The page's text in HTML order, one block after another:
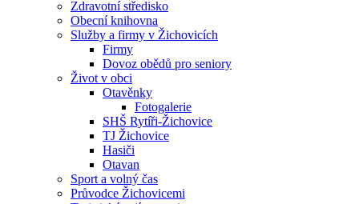
Zdravotní středisko
Obecní knihovna
Služby a firmy v Žichovicích
Firmy
Dovoz obědů pro seniory
Život v obci
Otavěnky
Fotogalerie
SHŠ Rytíři-Žichovice
TJ Žichovice
Hasiči
Otavan
Sport a volný čas
Průvodce Žichovicemi